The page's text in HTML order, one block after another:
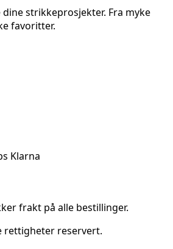
strikkeprosjekter. Fra myke
favoritter.
Klarna
frakt på alle bestillinger.
rettigheter reservert.